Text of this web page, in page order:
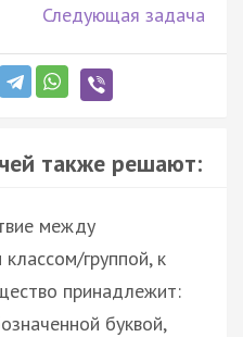
Следующая задача
также решают:
между
группой, к
принадлежит:
буквой,